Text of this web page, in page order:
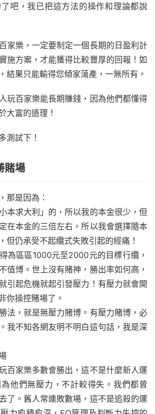
吧，我已把這方法的操作和理論都說
家樂，一定要制定一個長期的日盈利計
施方案，才能獲得比較豐厚的回報！如
結果只能輸得您傾家蕩產，一無所有。
玩百家樂能長期賺錢，因為他們都懂得
大富的道理！
測試下！
賭場
那是因為：
本求大利」的，所以我的本金很少，但
在本金的三倍左右。所以我會選擇隨本
但仍承受不起纜式失敗引起的經痛！
為區區1000元至2000元的目標行纜，
值博。世上沒有賭神，勝出率如何高，
引起危機就起引發壓力！有壓力就會開
你操控賭場了。
法，就是無壓力賭博。有壓力賭博，必
我不知各網友明不明白這句話，我是深
百家樂多數會勝出，這不是什麼新人運
他們無壓力，不計較得失。我們都曾
了。舊人常連敗數場，這不是追殺的運